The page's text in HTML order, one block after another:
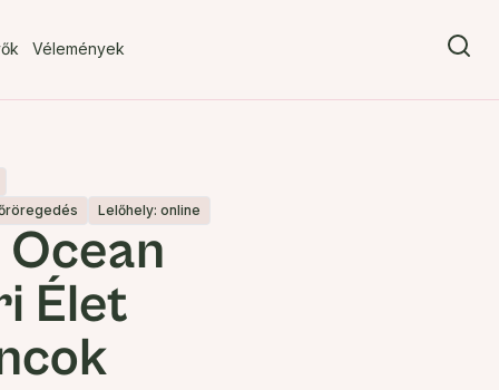
Vélemények
Lelőhely: online
Élet